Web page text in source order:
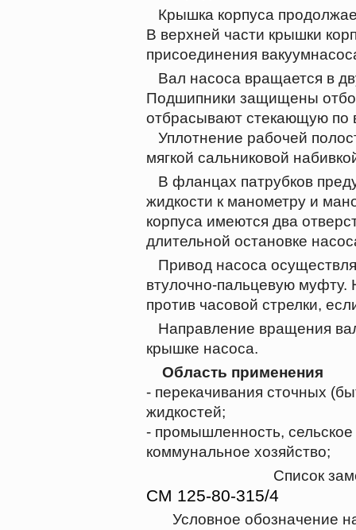
Крышка корпуса
В верхней части крышки
присоединения
Вал насоса вращается в
Подшипники защищены
отбрасывают стекающую по
Уплотнение рабочей
мягкой сальниковой
В фланцах патрубков
жидкости к манометру и
корпуса имеются два
длительной остановке
Привод насоса
втулочно-пальцевую
против часовой стрелки,
Направление вращения
крышке насоса.
Область применения
- перекачивания сточных
жидкостей;
- промышленность,
коммунальное хозяйство;
Список
СМ 125-80-315/4
Условное обозначение